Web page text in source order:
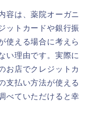
容は、薬院オーガニ
ットカードや銀行振
使える場合に考えら
い理由です。実際に
お店でクレジットカ
支払い方法が使える
べていただけると幸